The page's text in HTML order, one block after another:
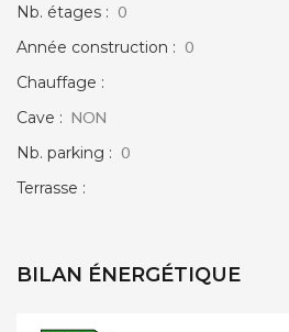
Nb. étages : 0
Année construction : 0
Chauffage :
Cave : NON
Nb. parking : 0
Terrasse :
BILAN ÉNERGÉTIQUE